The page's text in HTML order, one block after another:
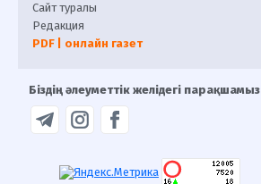
Сайт туралы
Редакция
PDF | онлайн газет
Біздің әлеуметтік желідегі парақшамыз